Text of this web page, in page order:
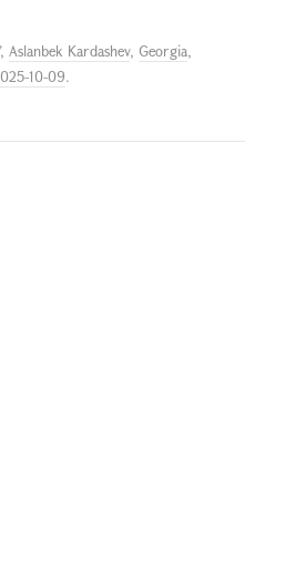
, Aslanbek Kardashev, Georgia,
10-09.